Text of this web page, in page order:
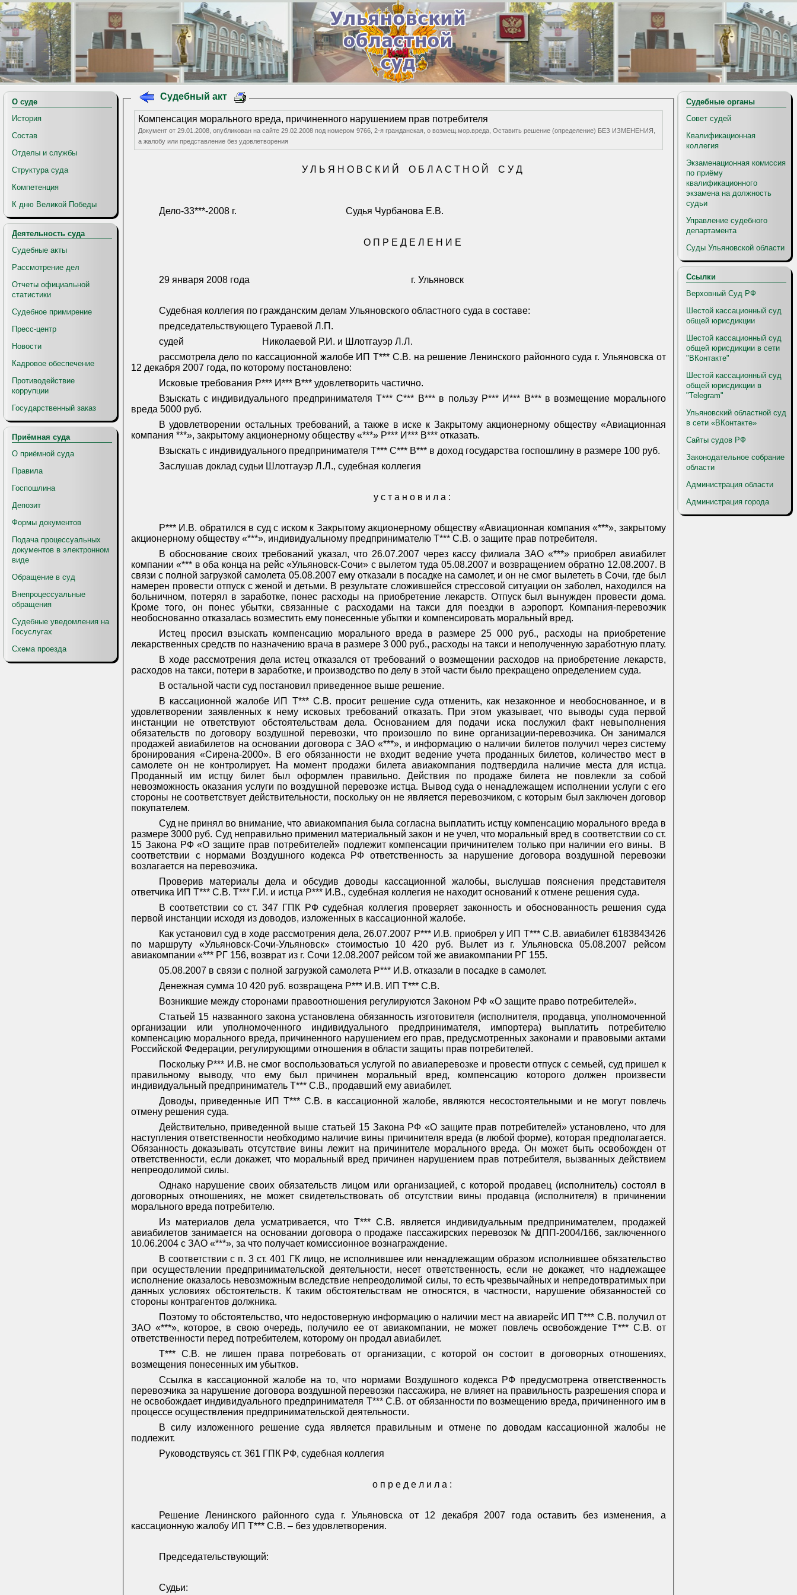
О суде
История
Состав
Отделы и службы
Структура суда
Компетенция
К дню Великой Победы
Деятельность суда
Судебные акты
Рассмотрение дел
Отчеты официальной
статистики
Судебное примирение
Пресс-центр
Новости
Кадровое обеспечение
Противодействие
коррупции
Государственный заказ
Приёмная суда
О приёмной суда
Правила
Госпошлина
Депозит
Формы документов
Подача процессуальных
документов в электронном
виде
Обращение в суд
Внепроцессуальные
обращения
Судебные уведомления на
Госуслугах
Схема проезда
Судебный акт
Компенсация морального вреда, причиненного нарушением прав потребителя
Документ от 29.01.2008, опубликован на сайте 29.02.2008 под номером 9766, 2-я гражданская, о возмещ.мор.вреда, Оставить решение (определение) БЕЗ ИЗМЕНЕНИЯ,
а жалобу или представление без удовлетворения
У Л Ь Я Н О В С К И Й О Б Л А С Т Н О Й С У Д
Дело-33***-2008 г. Судья Чурбанова Е.В.
О П Р Е Д Е Л Е Н И Е
29 января 2008 года г. Ульяновск
Судебная коллегия по гражданским делам Ульяновского областного суда в составе:
председательствующего Тураевой Л.П.
судей
Николаевой Р.И. и Шлотгауэр Л.Л.
рассмотрела дело по кассационной жалобе ИП Т*** С.В. на решение Ленинского районного суда г. Ульяновска от
12 декабря 2007 года, по которому постановлено:
Исковые требования Р*** И*** В*** удовлетворить частично.
Взыскать с индивидуального предпринимателя Т*** С*** В*** в пользу Р*** И*** В*** в возмещение морального
вреда 5000 руб.
В удовлетворении остальных требований, а также в иске к Закрытому акционерному обществу «Авиационная
компания ***», закрытому акционерному обществу «***» Р*** И*** В*** отказать.
Взыскать с индивидуального предпринимателя Т*** С*** В*** в доход государства госпошлину в размере 100 руб.
Заслушав доклад судьи Шлотгауэр Л.Л., судебная коллегия
у с т а н о в и л а :
Р*** И.В. обратился в суд с иском к Закрытому акционерному обществу «Авиационная компания «***», закрытому
акционерному обществу «***», индивидуальному предпринимателю Т*** С.В. о защите прав потребителя.
В обоснование своих требований указал, что 26.07.2007 через кассу филиала ЗАО «***» приобрел авиабилет
компании «*** в оба конца на рейс «Ульяновск-Сочи» с вылетом туда 05.08.2007 и возвращением обратно 12.08.2007. В
связи с полной загрузкой самолета 05.08.2007 ему отказали в посадке на самолет, и он не смог вылететь в Сочи, где был
намерен провести отпуск с женой и детьми. В результате сложившейся стрессовой ситуации он заболел, находился на
больничном, потерял в заработке, понес расходы на приобретение лекарств. Отпуск был вынужден провести дома.
Кроме того, он понес убытки, связанные с расходами на такси для поездки в аэропорт. Компания-перевозчик
необоснованно отказалась возместить ему понесенные убытки и компенсировать моральный вред.
Истец просил взыскать компенсацию морального вреда в размере 25 000 руб., расходы на приобретение
лекарственных средств по назначению врача в размере 3 000 руб., расходы на такси и неполученную заработную плату.
В ходе рассмотрения дела истец отказался от требований о возмещении расходов на приобретение лекарств,
расходов на такси, потери в заработке, и производство по делу в этой части было прекращено определением суда.
В остальной части суд постановил приведенное выше решение.
В кассационной жалобе ИП Т*** С.В. просит решение суда отменить, как незаконное и необоснованное, и в
удовлетворении заявленных к нему исковых требований отказать. При этом указывает, что выводы суда первой
инстанции не ответствуют обстоятельствам дела. Основанием для подачи иска послужил факт невыполнения
обязательств по договору воздушной перевозки, что произошло по вине организации-перевозчика. Он занимался
продажей авиабилетов на основании договора с ЗАО «***», и информацию о наличии билетов получил через систему
бронирования «Сирена-2000». В его обязанности не входит ведение учета проданных билетов, количество мест в
самолете он не контролирует. На момент продажи билета авиакомпания подтвердила наличие места для истца.
Проданный им истцу билет был оформлен правильно. Действия по продаже билета не повлекли за собой
невозможность оказания услуги по воздушной перевозке истца. Вывод суда о ненадлежащем исполнении услуги с его
стороны не соответствует действительности, поскольку он не является перевозчиком, с которым был заключен договор
покупателем.
Суд не принял во внимание, что авиакомпания была согласна выплатить истцу компенсацию морального вреда в
размере 3000 руб. Суд неправильно применил материальный закон и не учел, что моральный вред в соответствии со ст.
15 Закона РФ «О защите прав потребителей» подлежит компенсации причинителем только при наличии его вины.
В
соответствии с нормами Воздушного кодекса РФ ответственность за нарушение договора воздушной перевозки
возлагается на перевозчика.
Проверив материалы дела и обсудив доводы кассационной жалобы, выслушав пояснения представителя
ответчика ИП Т*** С.В. Т*** Г.И. и истца Р*** И.В., судебная коллегия не находит оснований к отмене решения суда.
В соответствии со ст. 347 ГПК РФ судебная коллегия проверяет законность и обоснованность решения суда
первой инстанции исходя из доводов, изложенных в кассационной жалобе.
Как установил суд в ходе рассмотрения дела, 26.07.2007 Р*** И.В. приобрел у ИП Т*** С.В. авиабилет 6183843426
по маршруту «Ульяновск-Сочи-Ульяновск» стоимостью 10 420 руб. Вылет из г. Ульяновска 05.08.2007 рейсом
авиакомпании «*** РГ 156, возврат из г. Сочи 12.08.2007 рейсом той же авиакомпании РГ 155.
05.08.2007 в связи с полной загрузкой самолета Р*** И.В. отказали в посадке в самолет.
Денежная сумма 10 420 руб. возвращена Р*** И.В. ИП Т*** С.В.
Возникшие между сторонами правоотношения регулируются Законом РФ «О защите право потребителей».
Статьей 15 названного закона установлена обязанность изготовителя (исполнителя, продавца, уполномоченной
организации или уполномоченного индивидуального предпринимателя, импортера) выплатить потребителю
компенсацию морального вреда, причиненного нарушением его прав, предусмотренных законами и правовыми актами
Российской Федерации, регулирующими отношения в области защиты прав потребителей.
Поскольку Р*** И.В. не смог воспользоваться услугой по авиаперевозке и провести отпуск с семьей, суд пришел к
правильному выводу, что ему был причинен моральный вред, компенсацию которого должен произвести
индивидуальный предприниматель Т*** С.В., продавший ему авиабилет.
Доводы, приведенные ИП Т*** С.В. в кассационной жалобе, являются несостоятельными и не могут повлечь
отмену решения суда.
Действительно, приведенной выше статьей 15 Закона РФ «О защите прав потребителей» установлено, что для
наступления ответственности необходимо наличие вины причинителя вреда (в любой форме), которая предполагается.
Обязанность доказывать отсутствие вины лежит на причинителе морального вреда. Он может быть освобожден от
ответственности, если докажет, что моральный вред причинен нарушением прав потребителя, вызванных действием
непреодолимой силы.
Однако нарушение своих обязательств лицом или организацией, с которой продавец (исполнитель) состоял в
договорных отношениях, не может свидетельствовать об отсутствии вины продавца (исполнителя) в причинении
морального вреда потребителю.
Из материалов дела усматривается, что Т*** С.В. является индивидуальным предпринимателем, продажей
авиабилетов занимается на основании договора о продаже пассажирских перевозок № ДПП-2004/166, заключенного
10.06.2004 с ЗАО «***», за что получает комиссионное вознаграждение.
В соответствии с п. 3 ст. 401 ГК лицо, не исполнившее или ненадлежащим образом исполнившее обязательство
при осуществлении предпринимательской деятельности, несет ответственность, если не докажет, что надлежащее
исполнение оказалось невозможным вследствие непреодолимой силы, то есть чрезвычайных и непредотвратимых при
данных условиях обстоятельств. К таким обстоятельствам не относятся, в частности, нарушение обязанностей со
стороны контрагентов должника.
Поэтому то обстоятельство, что недостоверную информацию о наличии мест на авиарейс ИП Т*** С.В. получил от
ЗАО «***», которое, в свою очередь, получило ее от авиакомпании, не может повлечь освобождение Т*** С.В. от
ответственности перед потребителем, которому он продал авиабилет.
Т*** С.В. не лишен права потребовать от организации, с которой он состоит в договорных отношениях,
возмещения понесенных им убытков.
Ссылка в кассационной жалобе на то, что нормами Воздушного кодекса РФ предусмотрена ответственность
перевозчика за нарушение договора воздушной перевозки пассажира, не влияет на правильность разрешения спора и
не освобождает индивидуального предпринимателя Т*** С.В. от обязанности по возмещению вреда, причиненного им в
процессе осуществления предпринимательской деятельности.
В силу изложенного решение суда является правильным и отмене по доводам кассационной жалобы не
подлежит.
Руководствуясь ст. 361 ГПК РФ, судебная коллегия
о п р е д е л и л а :
Решение Ленинского районного суда г. Ульяновска от 12 декабря 2007 года оставить без изменения, а
кассационную жалобу ИП Т*** С.В. – без удовлетворения.
Председательствующий:
Судьи:
Судебные органы
Совет судей
Квалификационная
коллегия
Экзаменационная комиссия
по приёму
квалификационного
экзамена на должность
судьи
Управление судебного
департамента
Суды Ульяновской области
Ссылки
Верховный Суд РФ
Шестой кассационный суд
общей юрисдикции
Шестой кассационный суд
общей юрисдикции в сети
"ВКонтакте"
Шестой кассационный суд
общей юрисдикции в
"Telegram"
Ульяновский областной суд
в сети «ВКонтакте»
Сайты судов РФ
Законодательное собрание
области
Администрация области
Администрация города